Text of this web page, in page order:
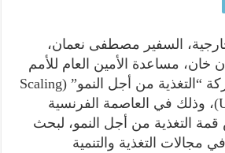
السفير مصطفى نعمان،
خان، مساعدة الأمين العام للأمم
المتحدة ومنسقة حركة “التغذية من أجل النمو” (Scaling
Up Nutrition – SUN)، وذلك في العاصمة الفرنسية
التغذية من أجل النمو، لبحث
مجالات التغذية والتنمية